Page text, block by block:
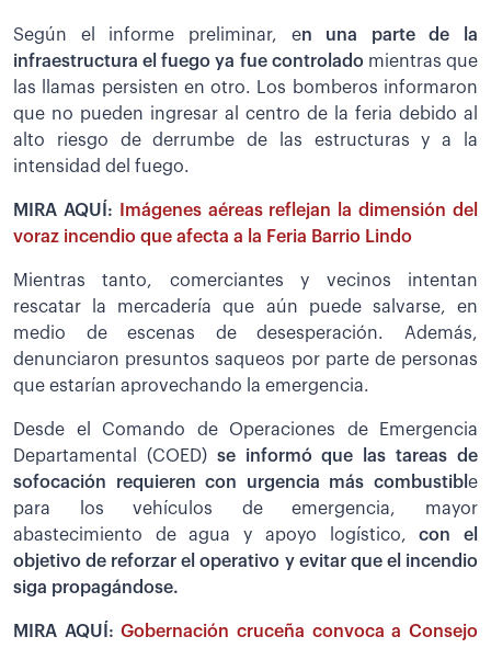
Según el informe preliminar, en una parte de la
infraestructura el fuego ya fue controladomientras que
las llamas persisten en otro. Los bomberos informaron
que no pueden ingresar al centro de la feria debido al
alto riesgo de derrumbe de las estructuras y a la
intensidad del fuego.
MIRA AQUÍ:
Imágenes aéreas reflejan la dimensión del
voraz incendio que afecta a la Feria Barrio Lindo
Mientras tanto, comerciantes y vecinos intentan
rescatar la mercadería que aún puede salvarse, en
medio de escenas de desesperación. Además,
denunciaron presuntos saqueos por parte de personas
que estarían aprovechando la emergencia.
Desde el Comando de Operaciones de Emergencia
Departamental (COED) se informó que las tareas de
sofocación requieren con urgencia más combustibl e
para los vehículos de emergencia, mayor
abastecimiento de agua y apoyo logístico, con el
objetivo de reforzar el operativo y evitar que el incendio
siga propagándose.
MIRA AQUÍ:Gobernación cruceña convoca a Consejo